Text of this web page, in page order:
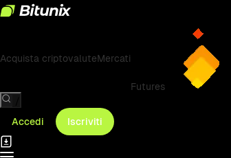
Acquista criptovaluteMercati
Futures
Accedi
Iscriviti